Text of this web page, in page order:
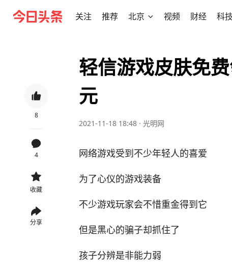
关注 推荐 北京 视频 财经 科技
8
4
收藏
分享
轻信游戏皮肤免
元
2021-11-18 18:48 · 光明网
网络游戏受到不少年轻人的喜爱
为了心仪的游戏装备
不少游戏玩家会不惜重金得到它
但是黑心的骗子却抓住了
孩子分辨是非能力弱